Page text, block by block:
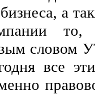
а
словом
все